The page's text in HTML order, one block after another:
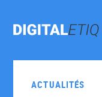
ACTUALITÉS